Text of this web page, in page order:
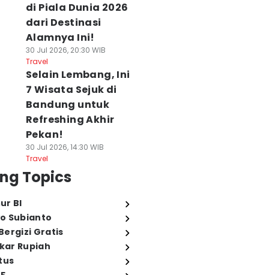
di Piala Dunia 2026
dari Destinasi
Alamnya Ini!
30 Jul 2026, 20:30 WIB
Travel
Selain Lembang, Ini
7 Wisata Sejuk di
Bandung untuk
Refreshing Akhir
Pekan!
30 Jul 2026, 14:30 WIB
Travel
Topics
BI
Subianto
Gratis
Rupiah